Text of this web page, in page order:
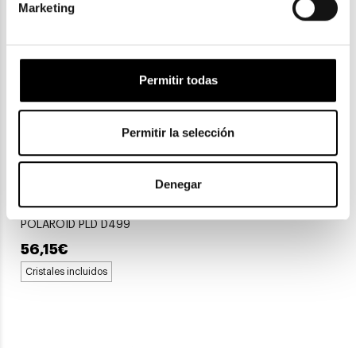
Marketing
Permitir todas
Permitir la selección
Denegar
POLAROID PLD D499
56,15€
Cristales incluidos